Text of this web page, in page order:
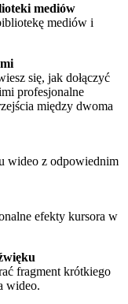
mediów
mediów i
się, jak dołączyć
profesjonalne
między dwoma
wideo z odpowiednim
efekty kursora w
fragment krótkiego
wideo.